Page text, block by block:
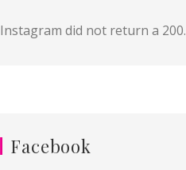
Instagram did not return a 200.
Facebook